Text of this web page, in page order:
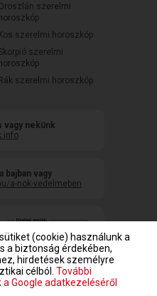
szerelmi
horoszkóp
Kos szerelmi horoszkóp
szerelmi
horoszkóp
Rák szerelmi horoszkóp
vagy nekünk
bajban vagy
a-nok-vedelmeben
(cookie) használunk a
a biztonság érdekében,
hirdetések személyre
célból. További
a Google adatkezeléséről